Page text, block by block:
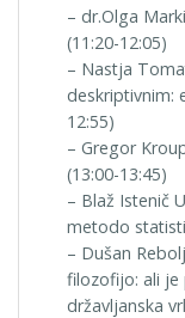
– dr.Olga
(11:20-12:05)
– Nastja
deskriptivnim:
12:55)
– Gregor
(13:00-13:45)
– Blaž Istenič
metodo
– Dušan
filozofijo: ali je
državljanska